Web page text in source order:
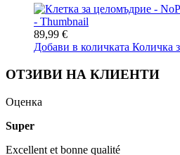
89,99 €
Добави в количката Количка
ОТЗИВИ НА КЛИЕНТИ
Оценка
Super
Excellent et bonne qualité